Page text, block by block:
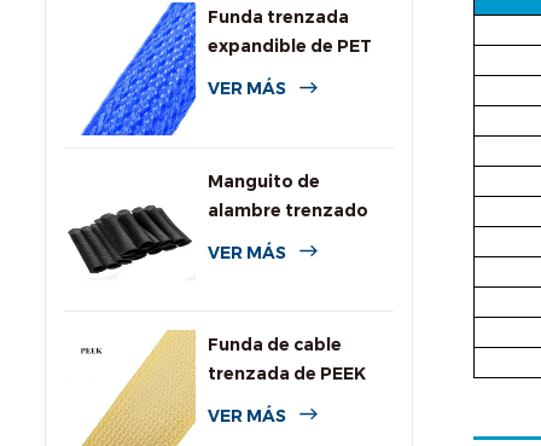
Funda trenzada
expandible de PET
de colores para
VER MÁS
Manguito de
alambre trenzado
expansible de PPS
VER MÁS
Funda de cable
trenzada de PEEK
VER MÁS